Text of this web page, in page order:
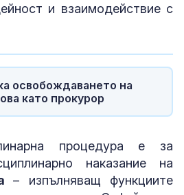
и взаимодействие с
освобождаването на
като прокурор
процедура е за
наказание на
– изпълняващ функциите